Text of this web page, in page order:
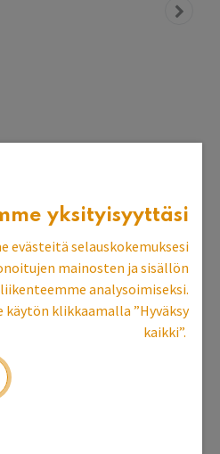
yksityisyyttäsi
evästeitä selauskokemuksesi
mainosten ja sisällön
analysoimiseksi.
käytön klikkaamalla ”Hyväksy
kaikki”.